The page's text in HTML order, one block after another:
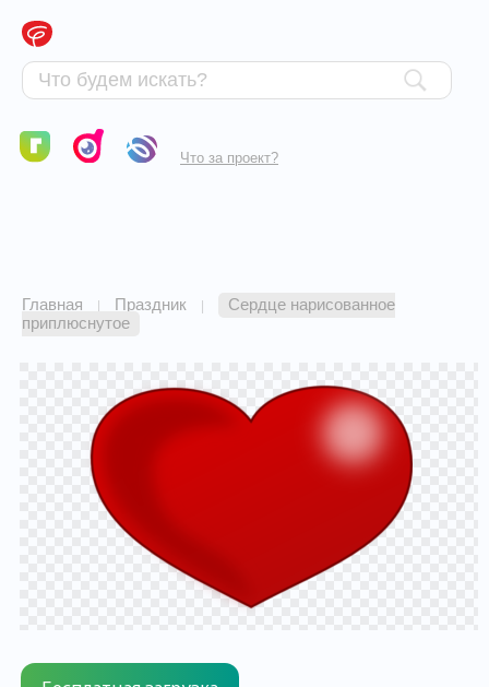
Что за проект?
Главная | Праздник |
Сердце нарисованное
приплюснутое